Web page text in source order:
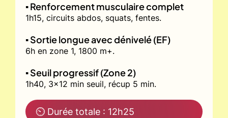
▪️ Renforcement musculaire complet
1h15, circuits abdos, squats, fentes.
▪️ Sortie longue avec dénivelé (EF)
6h en zone 1, 1800 m+.
▪️ Seuil progressif (Zone 2)
1h40, 3x12 min seuil, récup 5 min.
⏲ Durée totale : 12h25